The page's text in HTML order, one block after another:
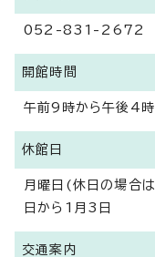
052-831-2672
開館時間
午前9時から午後4
休館日
月曜日(休日の場合
日から1月3日
交通案内